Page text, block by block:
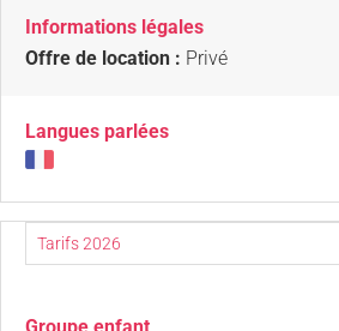
Informations légales
Offre de location : Privé
Langues parlées
Groupe enfant